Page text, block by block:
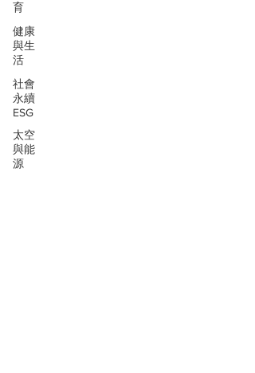
育
健康
與生
活
社會
永續
ESG
太空
與能
源